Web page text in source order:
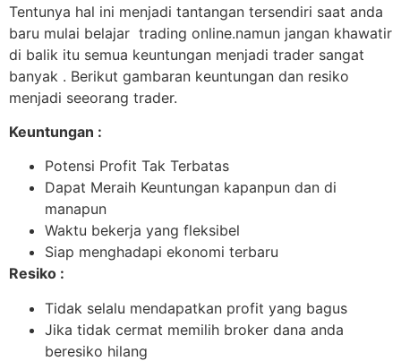
Tentunya hal ini menjadi tantangan tersendiri saat anda
baru mulai belajar trading online.namun jangan khawatir
di balik itu semua keuntungan menjadi trader sangat
banyak . Berikut gambaran keuntungan dan resiko
menjadi seeorang trader.
Keuntungan :
Potensi Profit Tak Terbatas
Dapat Meraih Keuntungan kapanpun dan di
manapun
Waktu bekerja yang fleksibel
Siap menghadapi ekonomi terbaru
Resiko :
Tidak selalu mendapatkan profit yang bagus
Jika tidak cermat memilih broker dana anda
beresiko hilang